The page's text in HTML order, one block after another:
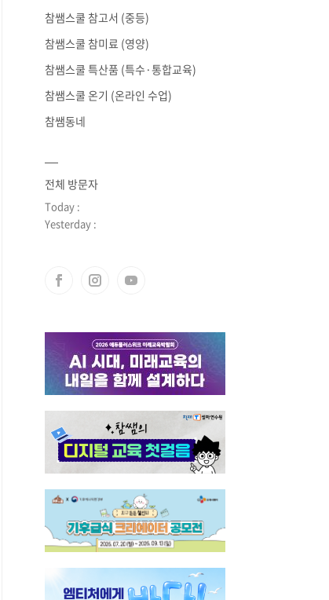
참쌤스쿨 참고서 (중등)
참쌤스쿨 참미료 (영양)
참쌤스쿨 특산품 (특수·통합교육)
참쌤스쿨 온기 (온라인 수업)
참쌤동네
전체 방문자
Today :
Yesterday :